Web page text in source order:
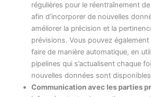
régulières pour le réentraînement
afin d’incorporer de nouvelles
améliorer la précision et la
prévisions. Vous pouvez
faire de manière automatique, en
pipelines qui s’actualisent chaque
nouvelles données sont
Communication avec les parties